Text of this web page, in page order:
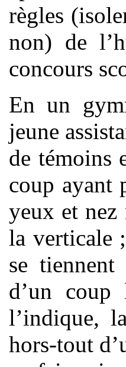
règles
non) de
concours
En un
jeune
de témoins
coup ayant
yeux et nez
la verticale
se tiennent
d’un coup
l’indique, la
hors-tout